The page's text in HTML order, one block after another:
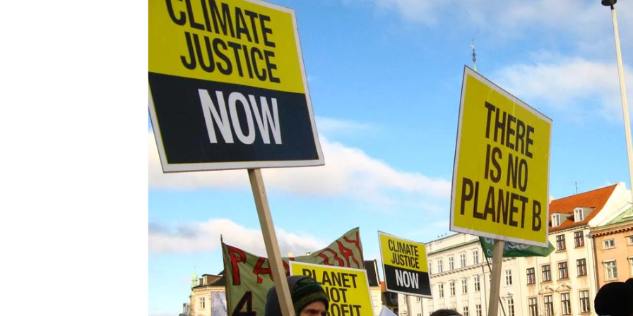
DÉCOUVRIR
Énergie Partagée accompagne les initiatives
de production d'énergie renouvelable qui
associent les habitants et acteurs de leur
territoire.
Chaque mois,
l'énergie